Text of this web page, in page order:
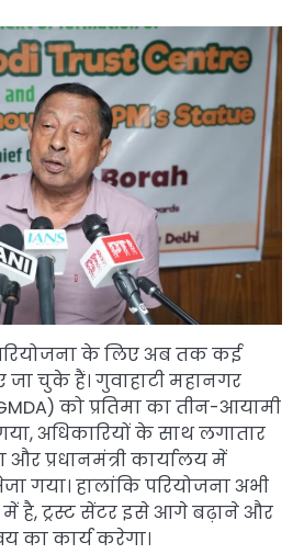
के लिए अब तक कई
चुके हैं। गुवाहाटी महानगर
को प्रतिमा का तीन-आयामी
अधिकारियों के साथ लगातार
प्रधानमंत्री कार्यालय में
गया। हालांकि परियोजना अभी
में है, ट्रस्ट सेंटर इसे आगे बढ़ाने और
कार्य करेगा।